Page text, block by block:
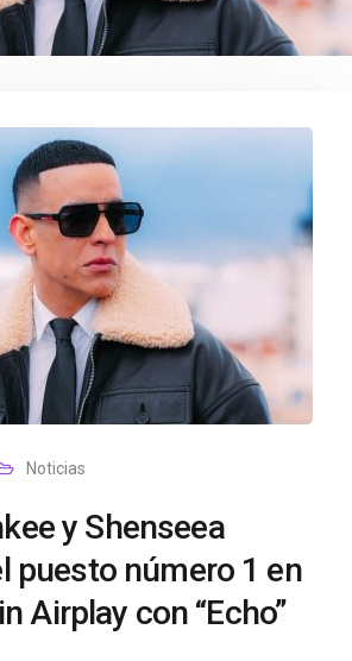
Noticias
y Shenseea
puesto número 1 en
Airplay con “Echo”